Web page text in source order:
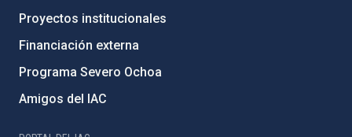
Proyectos institucionales
Financiación externa
Programa Severo Ochoa
Amigos del IAC